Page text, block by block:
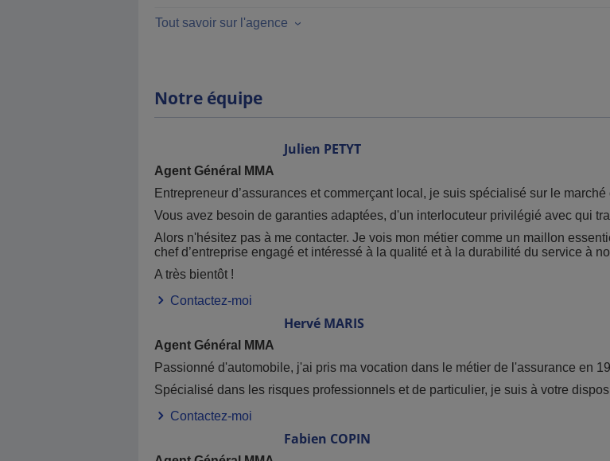
Tout savoir sur l'agence
Notre équipe
Julien PETYT
Agent Général MMA
Entrepreneur d’assurances et commerçant local, je suis spécialisé sur le
Vous avez besoin de garanties adaptées, d'un interlocuteur privilégié avec qui
Alors n'hésitez pas à me contacter. Je vois mon métier comme un maillon
chef d’entreprise engagé et intéressé à la qualité et à la durabilité du service à
A très bientôt !
Contactez-moi
Hervé MARIS
Agent Général MMA
Passionné d'automobile, j'ai pris ma vocation dans le métier de l'assurance en
Spécialisé dans les risques professionnels et de particulier, je suis à votre
Contactez-moi
Fabien COPIN